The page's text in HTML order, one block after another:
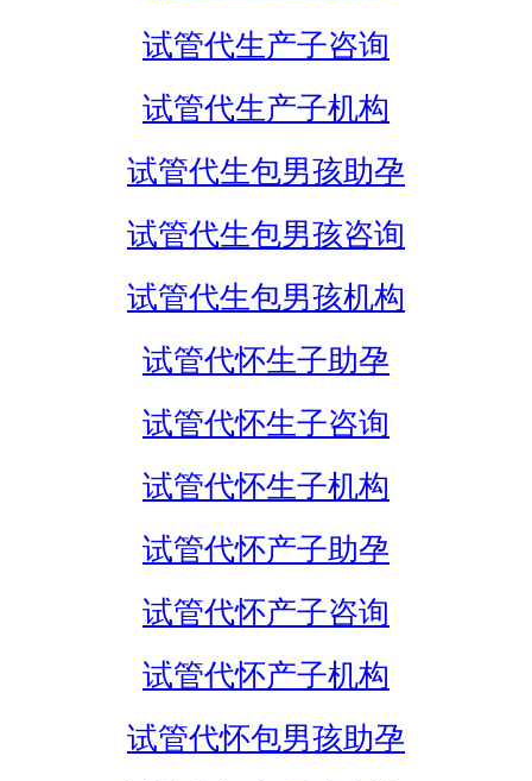
试管代生产子咨询
试管代生产子机构
试管代生包男孩助孕
试管代生包男孩咨询
试管代生包男孩机构
试管代怀生子助孕
试管代怀生子咨询
试管代怀生子机构
试管代怀产子助孕
试管代怀产子咨询
试管代怀产子机构
试管代怀包男孩助孕